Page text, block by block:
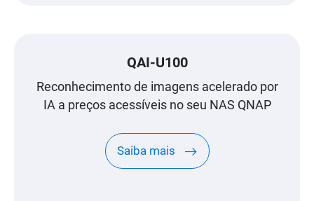
QAI-U100
Reconhecimento de imagens acelerado por
IA a preços acessíveis no seu NAS QNAP
Saiba mais